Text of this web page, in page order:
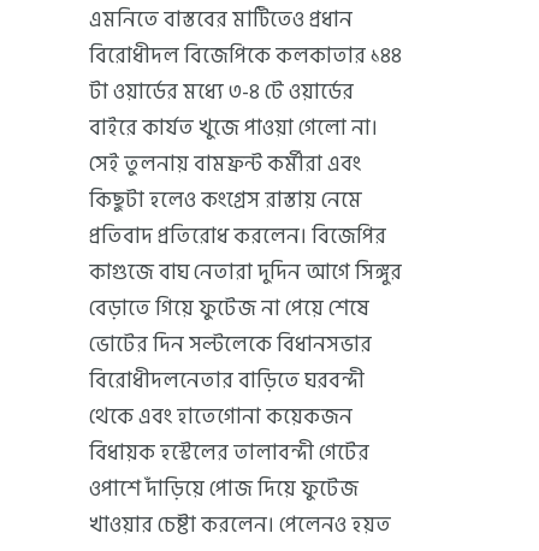
এমনিতে বাস্তবের মাটিতেও প্রধান
বিরোধীদল বিজেপিকে কলকাতার ১৪৪
টা ওয়ার্ডের মধ্যে ৩-৪ টে ওয়ার্ডের
বাইরে কার্যত খুজে পাওয়া গেলো না।
সেই তুলনায় বামফ্রন্ট কর্মীরা এবং
কিছুটা হলেও কংগ্রেস রাস্তায় নেমে
প্রতিবাদ প্রতিরোধ করলেন। বিজেপির
কাগুজে বাঘ নেতারা দুদিন আগে সিঙ্গুর
বেড়াতে গিয়ে ফুটেজ না পেয়ে শেষে
ভোটের দিন সল্টলেকে বিধানসভার
বিরোধীদলনেতার বাড়িতে ঘরবন্দী
থেকে এবং হাতেগোনা কয়েকজন
বিধায়ক হস্টেলের তালাবন্দী গেটের
ওপাশে দাঁড়িয়ে পোজ দিয়ে ফুটেজ
খাওয়ার চেষ্টা করলেন। পেলেনও হয়ত